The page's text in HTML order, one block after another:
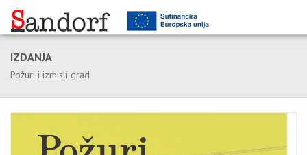
IZDANJA
Požuri i izmisli grad